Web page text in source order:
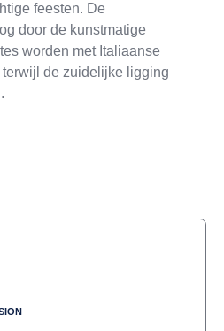
feesten. De
door de kunstmatige
worden met Italiaanse
de zuidelijke ligging